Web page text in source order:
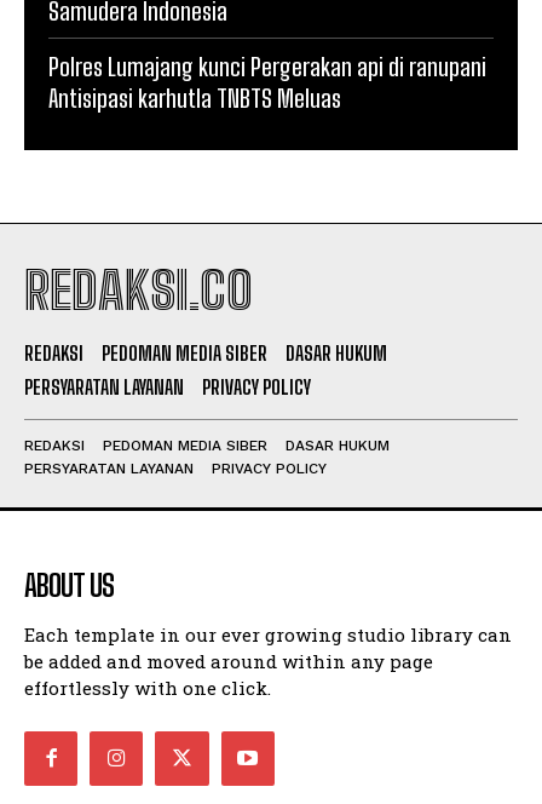
Samudera Indonesia
Polres Lumajang kunci Pergerakan api di ranupani
Antisipasi karhutla TNBTS Meluas
REDAKSI.CO
REDAKSI PEDOMAN MEDIA SIBER
DASAR HUKUM
PERSYARATAN LAYANAN
PRIVACY POLICY
REDAKSI PEDOMAN MEDIA SIBER
DASAR HUKUM
PERSYARATAN LAYANAN
PRIVACY POLICY
ABOUT US
Each template in our ever growing studio library can
be added and moved around within any page
effortlessly with one click.